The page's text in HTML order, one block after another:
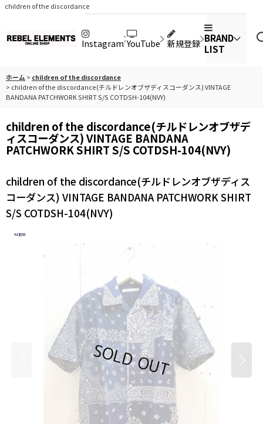
children of the discordance
Instagram YouTube 新規登録 BRAND
LIST
ホーム > children of the discordance
> children of the discordance(チルドレンオブザディスコーダンス) VINTAGE
BANDANA PATCHWORK SHIRT S/S COTDSH-104(NVY)
children of the discordance(チルドレンオブザデ
ィスコーダンス) VINTAGE BANDANA
PATCHWORK SHIRT S/S COTDSH-104(NVY)
children of the discordance(チルドレンオブザディス
コーダンス) VINTAGE BANDANA PATCHWORK SHIRT
S/S COTDSH-104(NVY)